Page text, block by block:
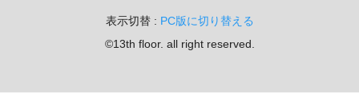
表示切替 : PC版に切り替える
©13th floor. all right reserved.